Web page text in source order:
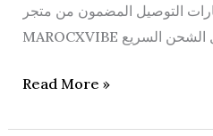
التوصيل المضمون من متجر
والتوصيل
المضمون
Read More »